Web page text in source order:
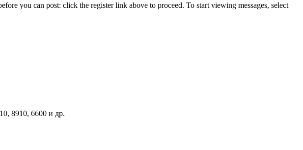
you can post: click the register link above to proceed. To start viewing messages, select
8910, 6600 и др.